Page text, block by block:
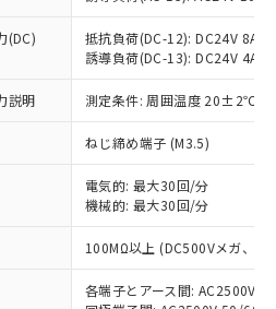
(DC)
抵抗負荷(DC-12): DC24V 8A/
誘導負荷(DC-13): DC24V 4A/
説明 測定条件: 周囲温度 20±2℃、
ねじ締め端子 (M3.5)
電気的: 最大30回/分
機械的: 最大30回/分
100MΩ以上 (DC500Vメガ、点
各端子とアース間: AC2500V
、当社制御機器事業取扱
庫状況および標準価格
させていただくもので
事業取扱商品の中には、
対象外となる商品もある
ください。
び標準価格照会結果は、
更新日時点での社内デー
成されるものであり、閲
なる場合があることをご
RoHS指令（10物質）の
を調査中または確認中の
ンス料など無形物で、有
のない商品です。
り、非含有部品として
と判明した場合などや
とがあります。
：
銀(Hg) 1000ppm以下、 カド
以下、ポリ臭化ビフェニル
料含有率が中国RoHSの
ことを示します。
料含有率が中国RoHSの
ることを示します。
。当社販売部門へお問
ら貴社製品のうち、外国
国貿易法に定める商品
貨物等」という）を輸出
の提供する場合は、日本
許可(または役務取引許
るなどの必要な手続きを